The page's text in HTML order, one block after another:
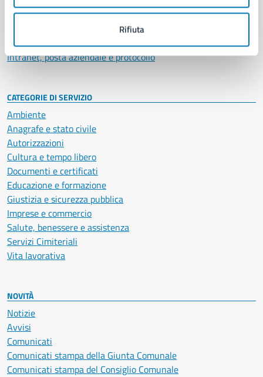
Rifiuta
Politici
Documenti e dati
Intranet, posta aziendale e protocollo
CATEGORIE DI SERVIZIO
Ambiente
Anagrafe e stato civile
Autorizzazioni
Cultura e tempo libero
Documenti e certificati
Educazione e formazione
Giustizia e sicurezza pubblica
Imprese e commercio
Salute, benessere e assistenza
Servizi Cimiteriali
Vita lavorativa
NOVITÀ
Notizie
Avvisi
Comunicati
Comunicati stampa della Giunta Comunale
Comunicati stampa del Consiglio Comunale